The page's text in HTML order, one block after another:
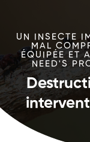
UN INSECTE
MAL
ÉQUIPÉE ET
NEED'S